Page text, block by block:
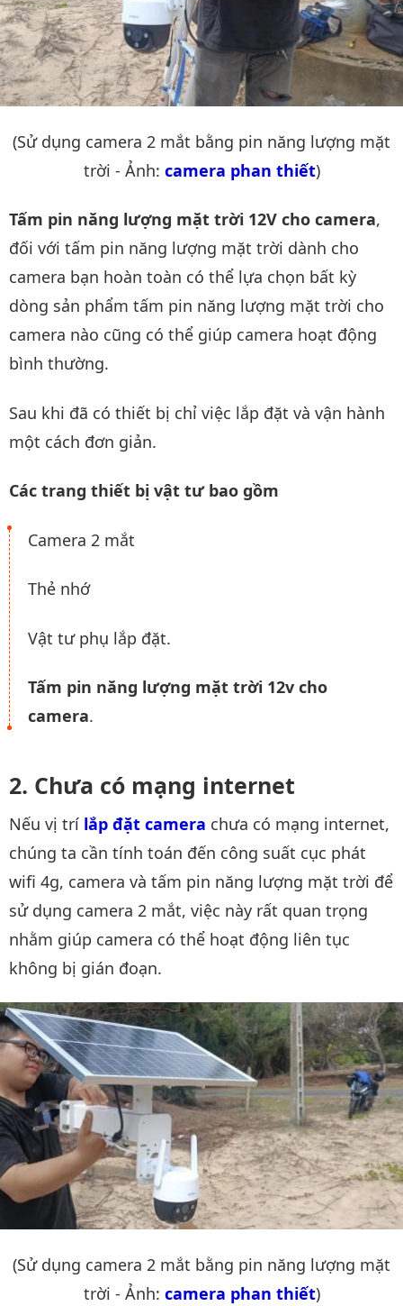
(Sử dụng camera 2 mắt bằng pin năng lượng mặt
trời - Ảnh: camera phan thiết)
Tấm pin năng lượng mặt trời 12V cho camera,
đối với tấm pin năng lượng mặt trời dành cho
camera bạn hoàn toàn có thể lựa chọn bất kỳ
dòng sản phẩm tấm pin năng lượng mặt trời cho
camera nào cũng có thể giúp camera hoạt động
bình thường.
Sau khi đã có thiết bị chỉ việc lắp đặt và vận hành
một cách đơn giản.
Các trang thiết bị vật tư bao gồm
Camera 2 mắt
Thẻ nhớ
Vật tư phụ lắp đặt.
Tấm pin năng lượng mặt trời 12v cho
camera.
Chưa có mạng internet
Nếu vị trí lắp đặt camera chưa có mạng internet,
chúng ta cần tính toán đến công suất cục phát
wifi 4g, camera và tấm pin năng lượng mặt trời để
sử dụng camera 2 mắt, việc này rất quan trọng
nhằm giúp camera có thể hoạt động liên tục
không bị gián đoạn.
(Sử dụng camera 2 mắt bằng pin năng lượng mặt
trời - Ảnh: camera phan thiết)